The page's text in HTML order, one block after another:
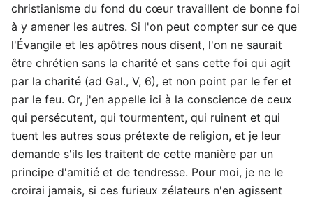
christianisme du fond du cœur travaillent de bonne foi
à y amener les autres. Si l'on peut compter sur ce que
l'Évangile et les apôtres nous disent, l'on ne saurait
être chrétien sans la charité et sans cette foi qui agit
par la charité (ad Gal., V, 6), et non point par le fer et
par le feu. Or, j'en appelle ici à la conscience de ceux
qui persécutent, qui tourmentent, qui ruinent et qui
tuent les autres sous prétexte de religion, et je leur
demande s'ils les traitent de cette manière par un
principe d'amitié et de tendresse. Pour moi, je ne le
croirai jamais, si ces furieux zélateurs n'en agissent